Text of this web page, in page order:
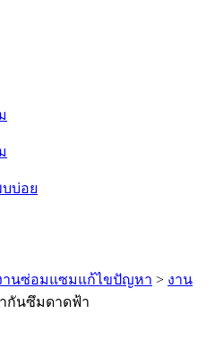
บ่อย
บ่อย
านซ่อมแซมแก้ไขปัญหา > งาน
กันซึมดาดฟ้า